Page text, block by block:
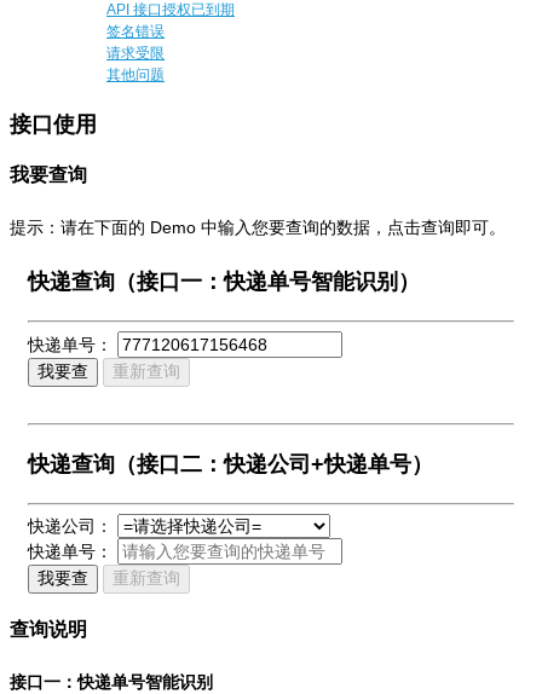
API 接口授权已到期
签名错误
请求受限
其他问题
接口使用
我要查询
提示：请在下面的 Demo 中输入您要查询的数据，点击查询即可。
快递查询（接口一：快递单号智能识别）
快递单号：
我要查
重新查询
快递查询（接口二：快递公司+快递单号）
快递公司：
快递单号：
我要查
重新查询
查询说明
接口一：快递单号智能识别